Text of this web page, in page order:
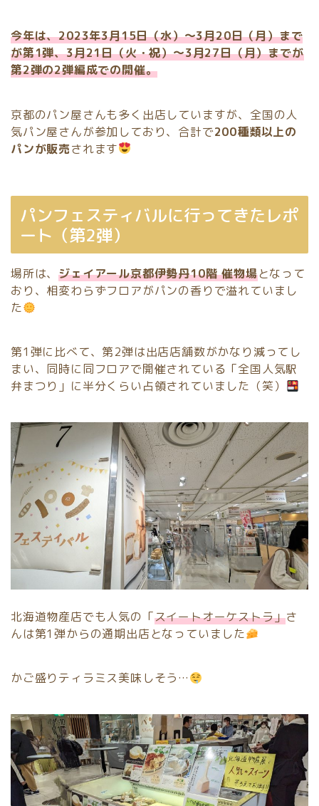
今年は、2023年3月15日（水）～3月20日（月）まで
が第1弾、3月21日（火・祝）～3月27日（月）までが
第2弾の2弾編成での開催。
京都のパン屋さんも多く出店していますが、全国の人
気パン屋さんが参加しており、合計で200種類以上の
パンが販売されます
パンフェスティバルに行ってきたレポ
ート（第2弾）
場所は、ジェイアール京都伊勢丹10階 催物場となって
おり、相変わらずフロアがパンの香りで溢れていまし
た
第1弾に比べて、第2弾は出店店舗数がかなり減ってし
まい、同時に同フロアで開催されている「全国人気駅
弁まつり」に半分くらい占領されていました（笑）
北海道物産店でも人気の「スイートオーケストラ」さ
んは第1弾からの通期出店となっていました
かご盛りティラミス美味しそう…